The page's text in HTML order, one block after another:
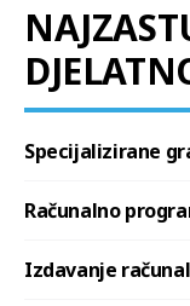
Specijalizirane
Računalno
Izdavanje